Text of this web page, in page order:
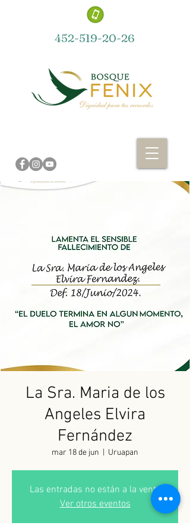
452-519-20-26
La Sra. Maria de los
Angeles Elvira
Fernández
mar 18 de jun Uruapan
Las entradas no están a la venta
Ver otros eventos